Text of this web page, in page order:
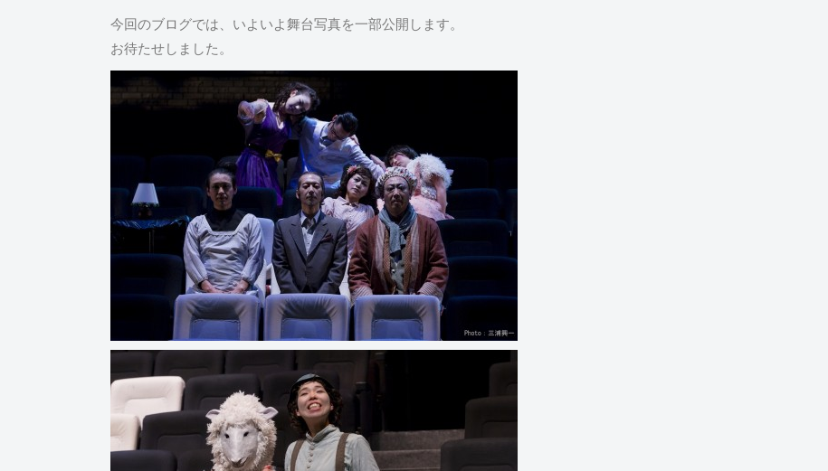
今回のブログでは、いよいよ舞台写真を一部公開します。
お待たせしました。